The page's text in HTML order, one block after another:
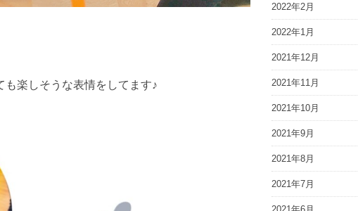
楽しそうな表情をしてます♪
2022年2月
2022年1月
2021年12月
2021年11月
2021年10月
2021年9月
2021年8月
2021年7月